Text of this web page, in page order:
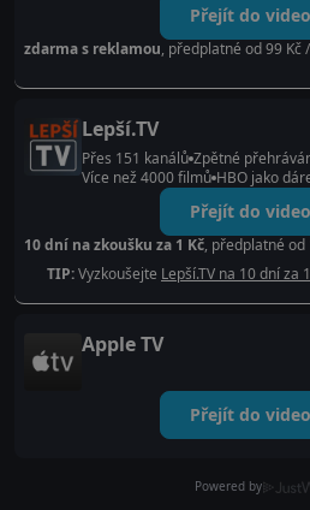
Přejít do
zdarma s reklamou, předplatné od 99 Kč
Lepší.TV
Přes 151 kanálů Zpětné
Více než 4000 filmů HBO jako
Přejít do
10 dní na zkoušku za 1 Kč, předplatné od
TIP:Vyzkoušejte Lepší.TV na 10 dní za
Apple TV
Přejít do
Powered by